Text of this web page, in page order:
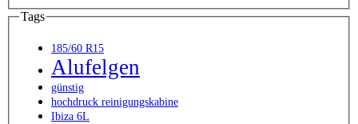
Tags
185/60 R15
Alufelgen
günstig
hochdruck reinigungskabine
Ibiza 6L